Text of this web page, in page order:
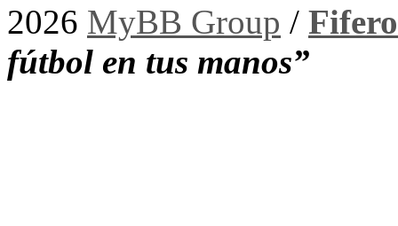
2026 MyBB Group /
fútbol en tus manos”